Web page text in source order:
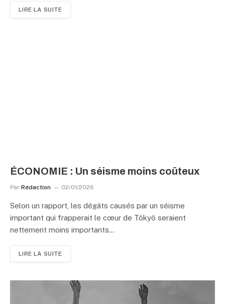
LIRE LA SUITE
ÉCONOMIE : Un séisme moins coûteux
Par Rédaction 02/01/2026
Selon un rapport, les dégâts causés par un séisme
important qui frapperait le cœur de Tôkyô seraient
nettement moins importants…
LIRE LA SUITE